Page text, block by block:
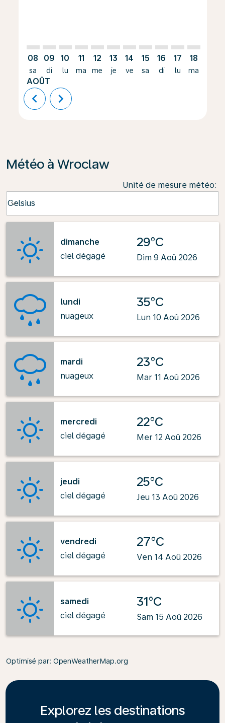
08
sa
AOÛT
09
di
10
lu
11
ma
12
me
13
je
14
ve
15
sa
16
di
17
lu
18
ma
chevron_left chevron_right
Météo à Wroclaw
Unité de mesure météo:
Celsius
keyboard_arrow_down
dimanche
ciel dégagé
29°C
Dim 9 Aoû 2026
lundi
nuageux
35°C
Lun 10 Aoû 2026
mardi
nuageux
23°C
Mar 11 Aoû 2026
mercredi
ciel dégagé
22°C
Mer 12 Aoû 2026
jeudi
ciel dégagé
25°C
Jeu 13 Aoû 2026
vendredi
ciel dégagé
27°C
Ven 14 Aoû 2026
samedi
ciel dégagé
31°C
Sam 15 Aoû 2026
Optimisé par: OpenWeatherMap.org
Explorez les destinations